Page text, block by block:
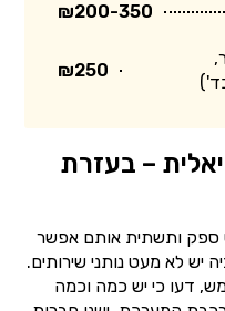
₪200-350
₪250
– בעזרת
ספק ותשתית אותם אפשר
יש לא מעט נותני שירותים.
דעו כי יש כמה וכמה